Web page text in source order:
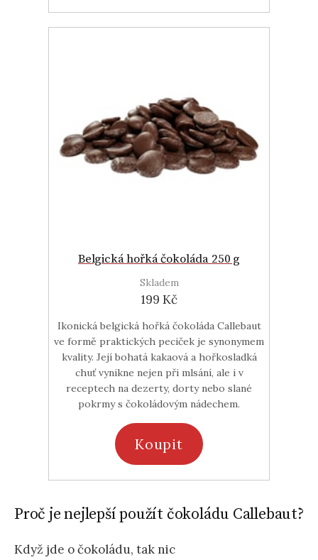
Belgická hořká čokoláda 250 g
Skladem
199 Kč
Ikonická belgická hořká čokoláda Callebaut
ve formě praktických peciček je synonymem
kvality. Její bohatá kakaová a hořkosladká
chuť vynikne nejen při mlsání, ale i v
receptech na dezerty, dorty nebo slané
pokrmy s čokoládovým nádechem.
Koupit
Proč je nejlepší použít čokoládu Callebaut?
Když jde o čokoládu, tak nic